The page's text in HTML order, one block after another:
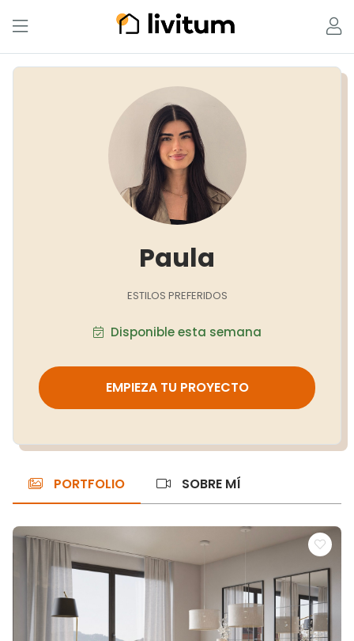
Paula
ESTILOS PREFERIDOS
Disponible esta semana
EMPIEZA TU PROYECTO
PORTFOLIO SOBRE MÍ